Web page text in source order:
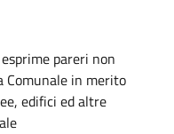
pareri non
Comunale in merito
edifici ed altre